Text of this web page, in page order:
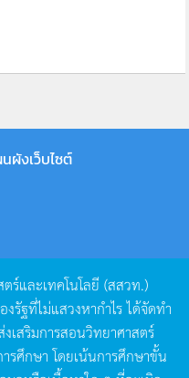
ผังเว็บไซต์
ร์และเทคโนโลยี (สสวท.)
รัฐที่ไม่แสวงหากำไรได้จัดทำ
งเสริมการสอนวิทยาศาสตร์
รศึกษา โดยเน้นการศึกษาขั้น